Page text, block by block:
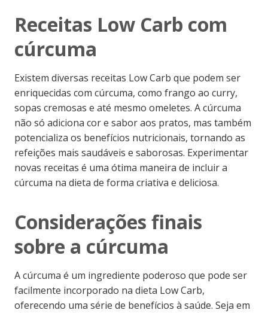
Receitas Low Carb com
cúrcuma
Existem diversas receitas Low Carb que podem ser
enriquecidas com cúrcuma, como frango ao curry,
sopas cremosas e até mesmo omeletes. A cúrcuma
não só adiciona cor e sabor aos pratos, mas também
potencializa os benefícios nutricionais, tornando as
refeições mais saudáveis e saborosas. Experimentar
novas receitas é uma ótima maneira de incluir a
cúrcuma na dieta de forma criativa e deliciosa.
Considerações finais
sobre a cúrcuma
A cúrcuma é um ingrediente poderoso que pode ser
facilmente incorporado na dieta Low Carb,
oferecendo uma série de benefícios à saúde. Seja em